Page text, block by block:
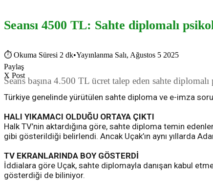
Seansı 4500 TL: Sahte diplomalı
⏱ Okuma Süresi 2 dk•Yayınlanma Salı, Ağustos 5 2025
Paylaş
X Post
Seans başına 4.500 TL ücret talep eden sahte
Türkiye genelinde yürütülen sahte diploma ve e-imza
HALI YIKAMACI OLDUĞU ORTAYA ÇIKTI
Halk TV’nin aktardığına göre, sahte diploma temin
gibi gösterildiği belirlendi. Ancak Uçak’ın aynı yıllarda
TV EKRANLARINDA BOY GÖSTERDİ
İddialara göre Uçak, sahte diplomayla danışan kabul
gösterdiği de biliniyor.